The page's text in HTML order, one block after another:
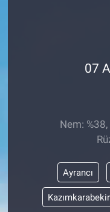
07
Nem:
Ayrancı
Kazımkarabekir